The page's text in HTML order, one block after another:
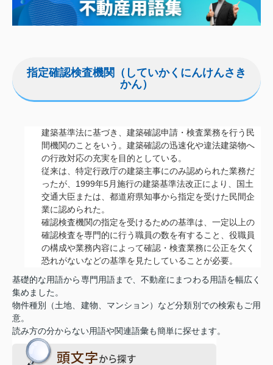
指定確認検査機関（していかくにんけんさき
かん）
建築基準法に基づき、建築確認申請・検査業務を行う民
間機関のことをいう。建築確認の迅速化や違法建築物へ
の行政対応の充実を目的としている。
従来は、特定行政庁の建築主事にのみ認められた業務だ
ったが、1999年5月施行の建築基準法改正により、国土
交通大臣または、都道府県知事から指定を受けた民間企
業に認められた。
確認検査機関の指定を受けるための基準は、一定以上の
確認検査を専門的に行う職員の数を有すること、役職員
の構成や業務内容によって確認・検査業務に公正を欠く
恐れがないなどの基準を見たしていることが必要。
基礎的な用語から専門用語まで、不動産にまつわる用語を幅広く
集めました。
物件種別（土地、建物、マンション）など分類別での検索もご用
意。
読み方の分からない用語や関連語彙も簡単に探せます。